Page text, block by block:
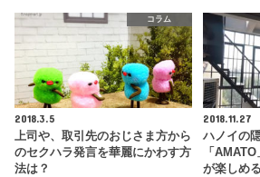
コラム
2018.3.5
上司や、取引先のおじさま方から
のセクハラ発言を華麗にかわす方
法は？
2018.11.27
ハノイの
「
が楽しめ